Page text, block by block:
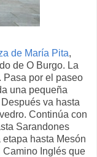
de María Pita,
de O Burgo. La
Pasa por el paseo
una pequeña
va hasta
Continúa con
Sarandones
hasta Mesón
Camino Inglés que